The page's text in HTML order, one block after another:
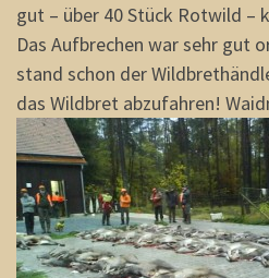
gut – über 40 Stück Rotwild –
Das Aufbrechen war sehr gut
stand schon der
das Wildbret abzufahren!